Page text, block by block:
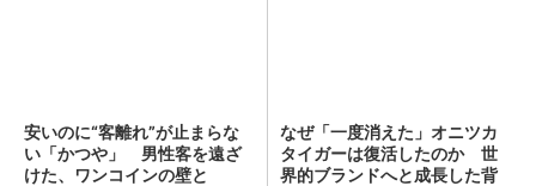
安いのに“客離れ”が止まらな
い「かつや」 男性客を遠ざ
けた、ワンコインの壁と
なぜ「一度消えた」オニツカ
タイガーは復活したのか 世
界的ブランドへと成長した背